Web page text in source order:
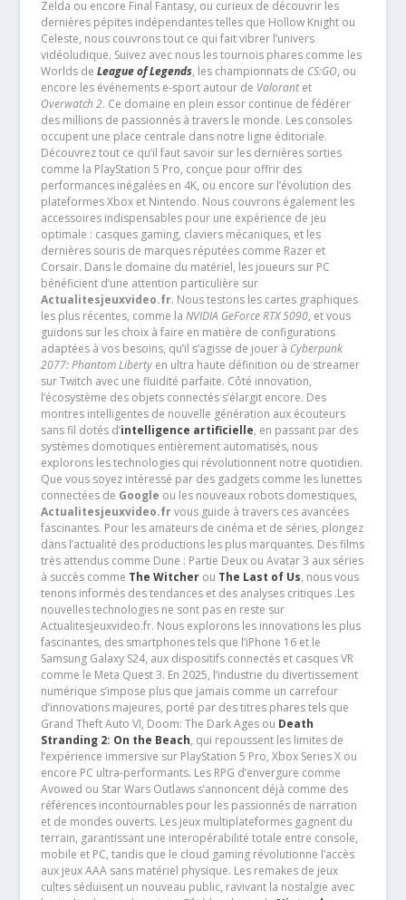
Zelda ou encore Final Fantasy, ou curieux de découvrir les
dernières pépites indépendantes telles que Hollow Knight ou
Celeste, nous couvrons tout ce qui fait vibrer l’univers
vidéoludique. Suivez avec nous les tournois phares comme les
Worlds de League of Legends, les championnats de CS:GO, ou
encore les événements e-sport autour de Valorantet
Overwatch 2. Ce domaine en plein essor continue de fédérer
des millions de passionnés à travers le monde. Les consoles
occupent une place centrale dans notre ligne éditoriale.
Découvrez tout ce qu’il faut savoir sur les dernières sorties
comme la PlayStation 5 Pro, conçue pour offrir des
performances inégalées en 4K, ou encore sur l’évolution des
plateformes Xbox et Nintendo. Nous couvrons également les
accessoires indispensables pour une expérience de jeu
optimale : casques gaming, claviers mécaniques, et les
dernières souris de marques réputées comme Razer et
Corsair. Dans le domaine du matériel, les joueurs sur PC
bénéficient d’une attention particulière sur
Actualitesjeuxvideo.fr. Nous testons les cartes graphiques
les plus récentes, comme la NVIDIA GeForce RTX 5090, et vous
guidons sur les choix à faire en matière de configurations
adaptées à vos besoins, qu’il s’agisse de jouer à Cyberpunk
2077: Phantom Libertyen ultra haute définition ou de streamer
sur Twitch avec une fluidité parfaite. Côté innovation,
l’écosystème des objets connectés s’élargit encore. Des
montres intelligentes de nouvelle génération aux écouteurs
sans fil dotés d’intelligence artificielle, en passant par des
systèmes domotiques entièrement automatisés, nous
explorons les technologies qui révolutionnent notre quotidien.
Que vous soyez intéressé par des gadgets comme les lunettes
connectées de Google ou les nouveaux robots domestiques,
Actualitesjeuxvideo.frvous guide à travers ces avancées
fascinantes. Pour les amateurs de cinéma et de séries, plongez
dans l’actualité des productions les plus marquantes. Des films
très attendus comme Dune : Partie Deux ou Avatar 3 aux séries
à succès comme The Witcherou The Last of Us, nous vous
tenons informés des tendances et des analyses critiques .Les
nouvelles technologies ne sont pas en reste sur
Actualitesjeuxvideo.fr. Nous explorons les innovations les plus
fascinantes, des smartphones tels que l’iPhone 16 et le
Samsung Galaxy S24, aux dispositifs connectés et casques VR
comme le Meta Quest 3. En 2025, l’industrie du divertissement
numérique s’impose plus que jamais comme un carrefour
d’innovations majeures, porté par des titres phares tels que
Grand Theft Auto VI, Doom: The Dark Ages ou Death
Stranding 2: On the Beach, qui repoussent les limites de
l’expérience immersive sur PlayStation 5 Pro, Xbox Series X ou
encore PC ultra-performants. Les RPG d’envergure comme
Avowed ou Star Wars Outlaws s’annoncent déjà comme des
références incontournables pour les passionnés de narration
et de mondes ouverts. Les jeux multiplateformes gagnent du
terrain, garantissant une interopérabilité totale entre console,
mobile et PC, tandis que le cloud gaming révolutionne l’accès
aux jeux AAA sans matériel physique. Les remakes de jeux
cultes séduisent un nouveau public, ravivant la nostalgie avec